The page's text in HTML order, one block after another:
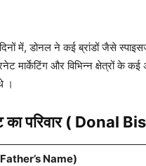
में, डोनल ने कई ब्रांडों जैसे
मार्केटिंग और विभिन्न क्षेत्रों के कई
।
का परिवार ( Donal
Name)